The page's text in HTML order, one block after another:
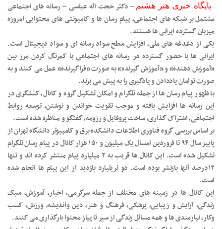
پایگاه خبری هنر هشتم– دکتر حجت اله عباسی – رسانه های اجتماعی
مشتمل بر شبکه های اجتماعی، پیام رسان ها و کامیونتی های محتوایی امروزه
میزبان گسترده ایرانی ها هستند.
یکی از دغدغه های ملی، افزایش سطح سواد رسانه ای و سواد دیجیتال است.
ایرانی ها با حضور گسترده در رسانه های اجتماعی با کمرنگ کردن مرز بین
«آموزش دهنده» و «آموزش گیرنده» به صورت «فراگیرنده» عمل می کنند و به
صورت توامان یاددادن و یادگیری را به پیش می برند.
با ظهور پیام رسان ها از جمله تلگرام و امکان تشکیل گروه و کانال، کنشگری در
این رسانه ها افزایش یافته و موجب تقویت خواندن و نوشتن، توسعه روابط
اجتماعی، اشتراک گذاری، ساخت پروفایل و رزومه، گفتگو و مناظره شده است.
بر اساس بررسی گروه فناوری اطلاعات دانشکده برق و کامپیوتر دانشگاه تهران از
پاییز سال ۹۴ تا فروردین امسال یک میلیون و ۱۵۰ هزار کانال در پیام رسان تلگرام
تشکیل شده است. این کانال ها قریب به ۲ میلیارد پیام منتشر کرده اند و تنها
۱۲درصد آنها بازنشر بوده است. دو تریلیارد بازدید از این پیام ها انجام شده
است.
این کانال ها در زمینه های مختلف از جمله سرگرمی، اخبار، آموزش، سبک
زندگی، آرایش و زیبایی، پزشکی، فرهنگ و هنر، دین واندیشه، ورزش، کسب
وکار، نیازمندی ها و همه مسائل زندگی از سیر تا پیاز محتوا بارگذاری می کنند.